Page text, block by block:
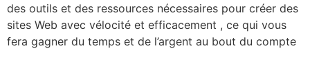
des outils et des ressources nécessaires pour créer des
sites Web avec vélocité et efficacement , ce qui vous
fera gagner du temps et de l’argent au bout du compte